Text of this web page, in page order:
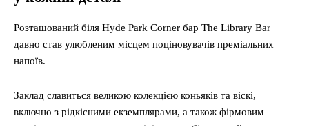
Розташований біля Hyde Park Corner бар The Library Bar
давно став улюбленим місцем поціновувачів преміальних
напоїв.
Заклад славиться великою колекцією коньяків та віскі,
включно з рідкісними екземплярами, а також фірмовим